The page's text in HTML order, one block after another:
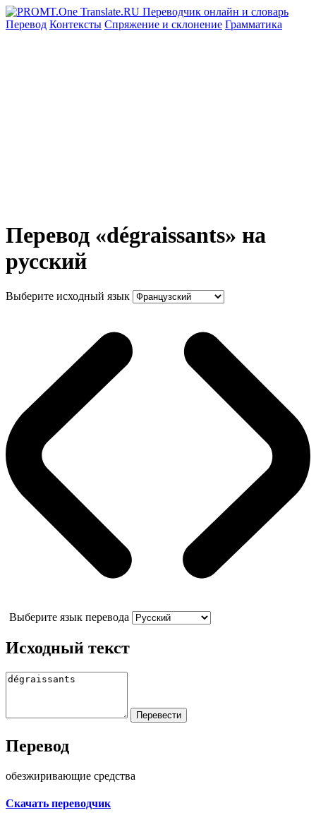
Перевод Контексты Спряжение и склонение Грамматика
Перевод «dégraissants» на
русский
Выберите исходный язык
Выберите язык перевода
Исходный текст
Перевод
обезжиривающие средства
Скачать переводчик